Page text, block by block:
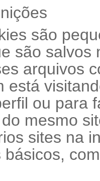
são
são salvos
arquivos
está
ou para
mesmo
sites na